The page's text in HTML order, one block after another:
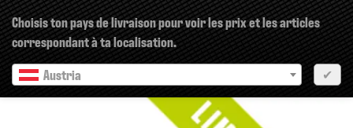
Choisis ton pays de livraison pour voir les prix et les articles
correspondant à ta localisation.
Austria
✔
pr?c?dent Prochain